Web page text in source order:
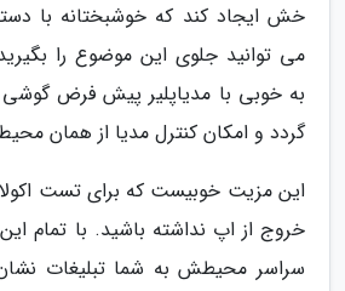
خش ایجاد کند که خوشبختانه با
به خوبی با مدیاپلیر پیش فرض
گردد و امکان کنترل مدیا از همان
این مزیت خوبیست که برای تست
سراسر محیطش به شما تبلیغات